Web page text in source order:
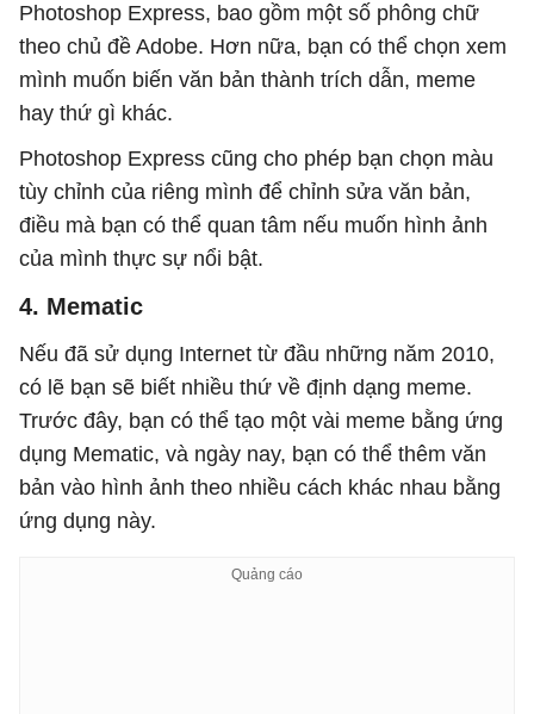
Photoshop Express, bao gồm một số phông chữ
theo chủ đề Adobe. Hơn nữa, bạn có thể chọn xem
mình muốn biến văn bản thành trích dẫn, meme
hay thứ gì khác.
Photoshop Express cũng cho phép bạn chọn màu
tùy chỉnh của riêng mình để chỉnh sửa văn bản,
điều mà bạn có thể quan tâm nếu muốn hình ảnh
của mình thực sự nổi bật.
4. Mematic
Nếu đã sử dụng Internet từ đầu những năm 2010,
có lẽ bạn sẽ biết nhiều thứ về định dạng meme.
Trước đây, bạn có thể tạo một vài meme bằng ứng
dụng Mematic, và ngày nay, bạn có thể thêm văn
bản vào hình ảnh theo nhiều cách khác nhau bằng
ứng dụng này.